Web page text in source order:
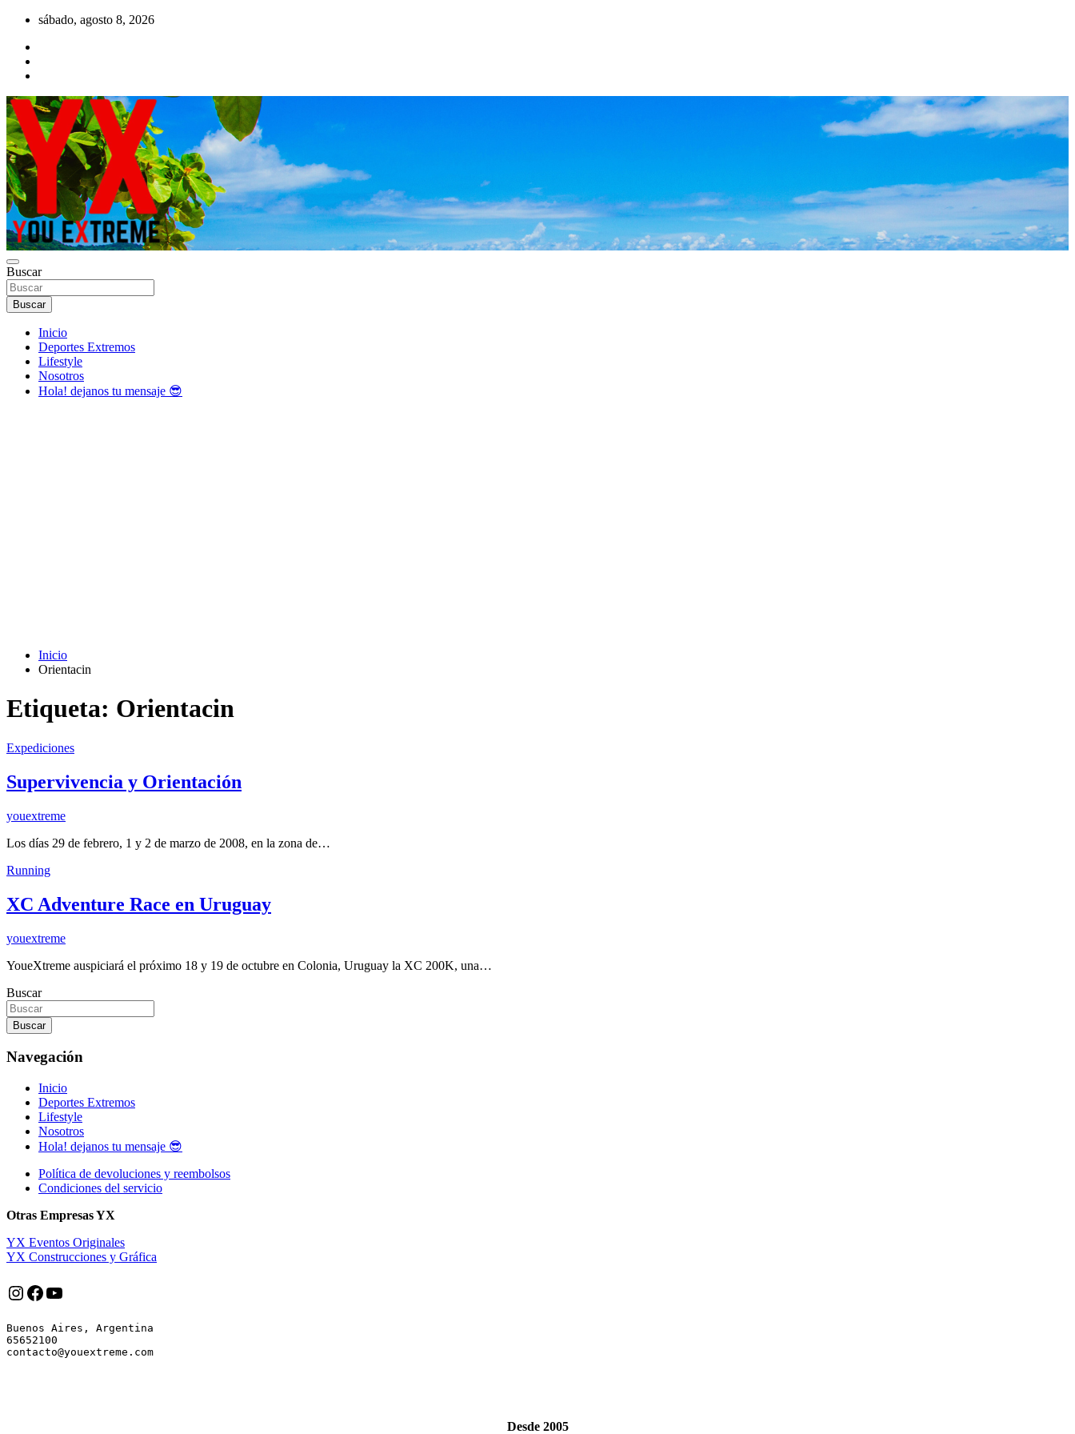
Saltar
contenido
sábado, agosto 8, 2026
YOU EXTREME
YX Deportes Extremos Lifestyle
Buscar
Buscar
Inicio
Deportes Extremos
Lifestyle
Nosotros
Hola! dejanos tu mensaje 😎
Inicio
Orientacin
Etiqueta: Orientacin
Expediciones
Supervivencia y Orientación
youextreme
Los días 29 de febrero, 1 y 2 de marzo de 2008, en la zona de…
Running
XC Adventure Race en Uruguay
youextreme
YoueXtreme auspiciará el próximo 18 y 19 de octubre en Colonia, Uruguay la XC 200K, una…
Buscar
Buscar
Navegación
Inicio
Deportes Extremos
Lifestyle
Nosotros
Hola! dejanos tu mensaje 😎
Política de devoluciones y reembolsos
Condiciones del servicio
Otras Empresas YX
YX Eventos Originales
YX Construcciones y Gráfica
Instagram
Facebook
YouTube
Buenos Aires, Argentina
65652100
Desde 2005